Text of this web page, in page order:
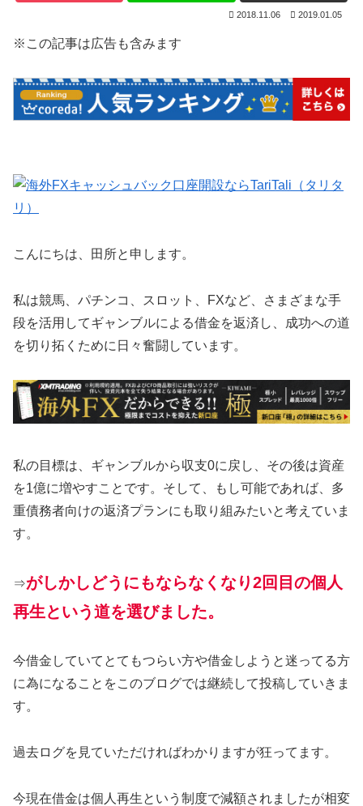
2018.11.06 2019.01.05
※この記事は広告も含みます
こんにちは、田所と申します。
私は競馬、パチンコ、スロット、FXなど、さまざまな手
段を活用してギャンブルによる借金を返済し、成功への道
を切り拓くために日々奮闘しています。
私の目標は、ギャンブルから収支0に戻し、その後は資産
を1億に増やすことです。そして、もし可能であれば、多
重債務者向けの返済プランにも取り組みたいと考えていま
す。
⇒がしかしどうにもならなくなり2回目の個人
再生という道を選びました。
今借金していてとてもつらい方や借金しようと迷ってる方
に為になることをこのブログでは継続して投稿していきま
す。
過去ログを見ていただければわかりますが狂ってます。
今現在借金は個人再生という制度で減額されましたが相変